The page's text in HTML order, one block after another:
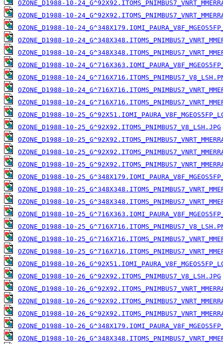
OZONE_D1988-10-
OZONE_D1988-10-
OZONE_D1988-10-
OZONE_D1988-10-
OZONE_D1988-10-
OZONE_D1988-10-
OZONE_D1988-10-
OZONE_D1988-10-
OZONE_D1988-10-
OZONE_D1988-10-
OZONE_D1988-10-25_G^92X92.ITOMS_PNIMBUS7_V8_LSH.JPG
OZONE_D1988-10-
OZONE_D1988-10-
OZONE_D1988-10-
OZONE_D1988-10-
OZONE_D1988-10-
OZONE_D1988-10-
OZONE_D1988-10-
OZONE_D1988-10-
OZONE_D1988-10-
OZONE_D1988-10-
OZONE_D1988-10-
OZONE_D1988-10-26_G^92X92.ITOMS_PNIMBUS7_V8_LSH.JPG
OZONE_D1988-10-
OZONE_D1988-10-
OZONE_D1988-10-
OZONE_D1988-10-
OZONE_D1988-10-